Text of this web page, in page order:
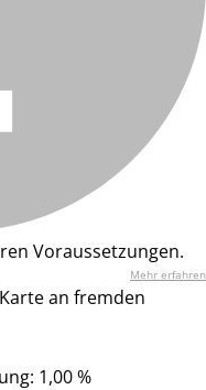
Voraussetzungen.
Mehr erfahren
an fremden
1,00 %